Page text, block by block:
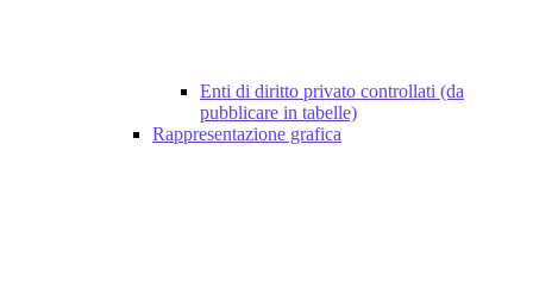
Enti di diritto privato controllati (da
pubblicare in tabelle)
Rappresentazione grafica